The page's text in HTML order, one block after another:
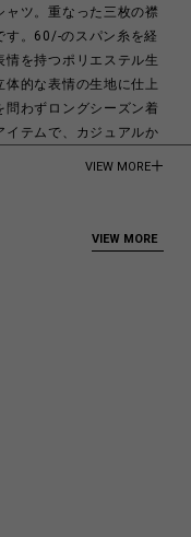
ツ。重なった三枚の襟
す。60/-のスパン糸を経
を持つポリエステル生
的な表情の生地に仕上
わずロングシーズン着
イテムで、カジュアルか
VIEW MORE
VIEW MORE